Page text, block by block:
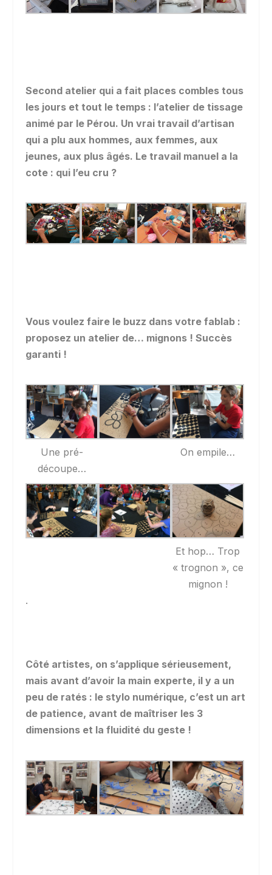
Second atelier qui a fait places combles tous
les jours et tout le temps : l’atelier de tissage
animé par le Pérou. Un vrai travail d’artisan
qui a plu aux hommes, aux femmes, aux
jeunes, aux plus âgés. Le travail manuel a la
cote : qui l’eu cru ?
Vous voulez faire le buzz dans votre fablab :
proposez un atelier de… mignons ! Succès
garanti !
Une pré-
découpe…
On empile…
Et hop… Trop
« trognon », ce
mignon !
.
Côté artistes, on s’applique sérieusement,
mais avant d’avoir la main experte, il y a un
peu de ratés : le stylo numérique, c’est un art
de patience, avant de maîtriser les 3
dimensions et la fluidité du geste !